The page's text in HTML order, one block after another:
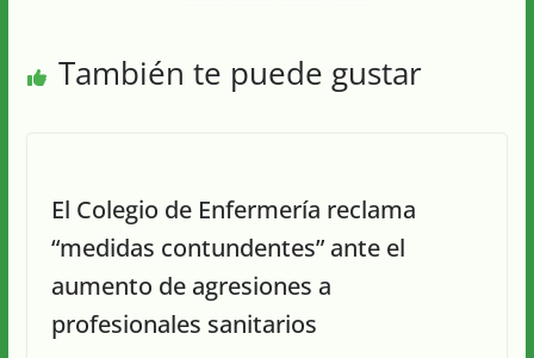
También te puede gustar
El Colegio de Enfermería reclama
“medidas contundentes” ante el
aumento de agresiones a
profesionales sanitarios